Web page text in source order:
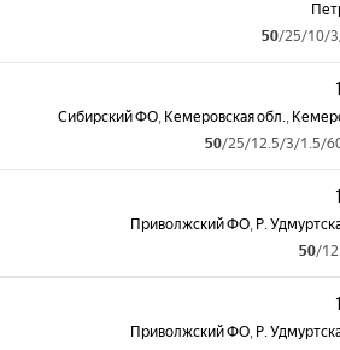
50/25/10/
Сибирский ФО, Кемеровская обл.,
50/25/12.5/3/1.5/
Приволжский ФО, Р.
50/
Приволжский ФО, Р.